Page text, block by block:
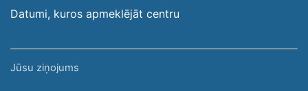
Datumi, kuros apmeklējāt centru
Jūsu